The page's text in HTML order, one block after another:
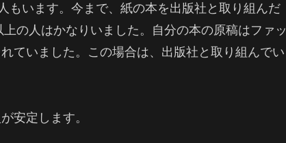
もいます。今まで、紙の本を出版社と取り組んだ
の人はかなりいました。自分の本の原稿はファッ
ていました。この場合は、出版社と取り組んでい
安定します。